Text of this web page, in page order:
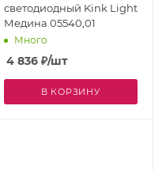
светодиодный Kink Light
Медина 05540,01
Много
4 836₽/шт
В КОРЗИНУ